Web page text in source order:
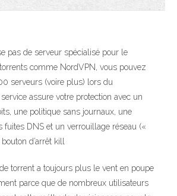
pas de serveur spécialisé pour le
comme NordVPN, vous pouvez
serveurs (voire plus) lors du
assure votre protection avec un
une politique sans journaux, une
fuites DNS et un verrouillage réseau («
d’arrêt kill
torrent a toujours plus le vent en poupe
parce que de nombreux utilisateurs